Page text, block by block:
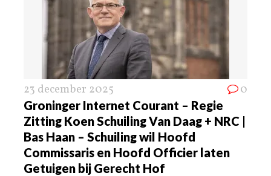
23 december 2025 0
Groninger Internet Courant – Regie
Zitting Koen Schuiling Van Daag + NRC |
Bas Haan – Schuiling wil Hoofd
Commissaris en Hoofd Officier laten
Getuigen bij Gerecht Hof